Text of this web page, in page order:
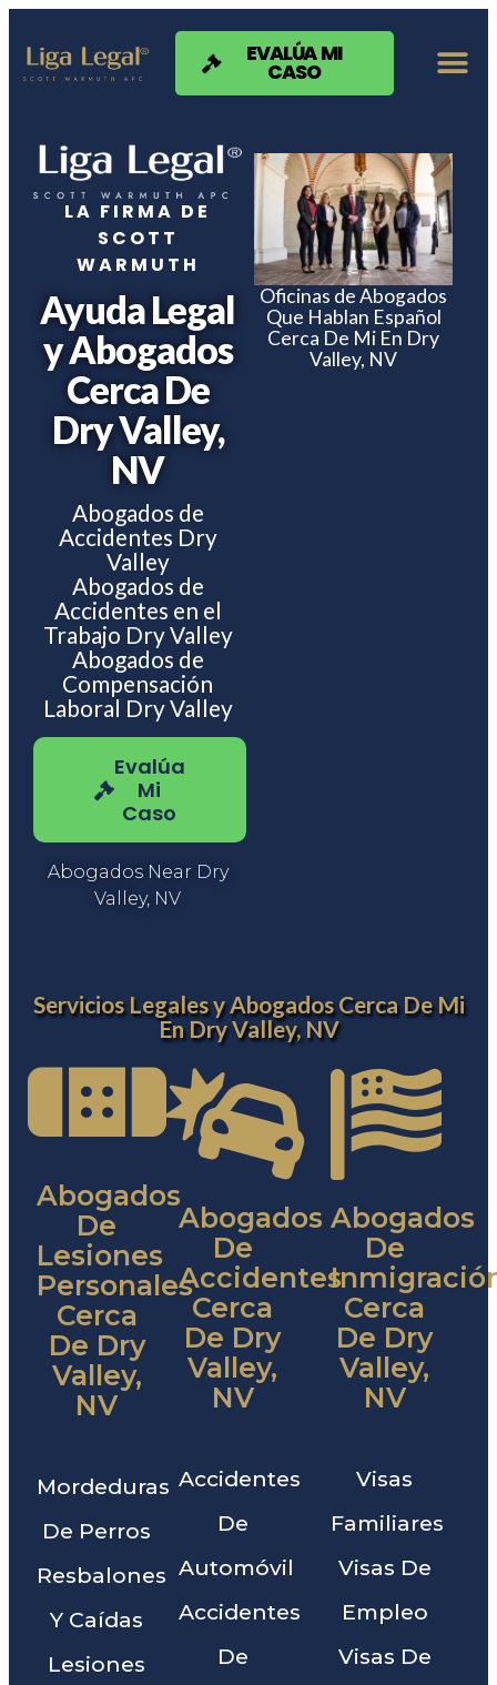
Nota:
sitio
web
accesibilidad.
EVALÚA MI
CASO
LA FIRMA DE
SCOTT
WARMUTH
Ayuda Legal
y Abogados
Cerca De
Dry Valley,
NV
Abogados de
Accidentes Dry
Valley
Abogados de
Accidentes en el
Trabajo Dry Valley
Abogados de
Compensación
Laboral Dry Valley
Evalúa
Mi
Caso
Abogados Near Dry
Valley, NV
Oficinas de Abogados
Que Hablan Español
Cerca De Mi En Dry
Valley, NV
Servicios Legales y Abogados Cerca De Mi
En Dry Valley, NV
Abogados
De
Lesiones
Personales
Cerca
De Dry
Valley,
NV
Mordeduras
De Perros
Resbalones
Y Caídas
Lesiones
Abogados
De
Accidentes
Cerca
De Dry
Valley,
NV
Accidentes
De
Automóvil
Accidentes
De
Abogados
De
Cerca
De Dry
Valley,
NV
Visas
Familiares
Visas De
Empleo
Visas De